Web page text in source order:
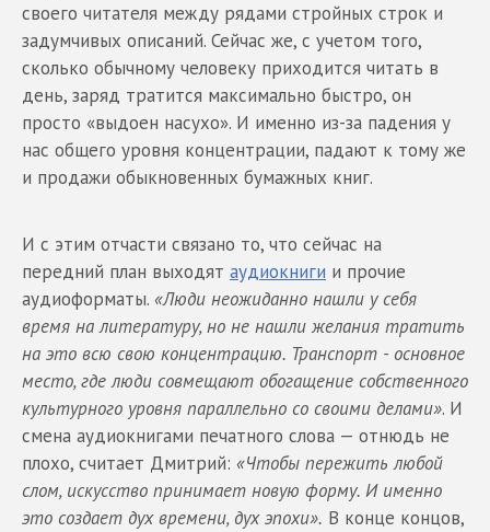
своего читателя между рядами стройных строк и
задумчивых описаний. Сейчас же, с учетом того,
сколько обычному человеку приходится читать в
день, заряд тратится максимально быстро, он
просто «выдоен насухо». И именно из-за падения у
нас общего уровня концентрации, падают к тому же
и продажи обыкновенных бумажных книг.
И с этим отчасти связано то, что сейчас на
передний план выходят аудиокниги и прочие
аудиоформаты. «Люди неожиданно нашли у себя
время на литературу, но не нашли желания тратить
на это всю свою концентрацию. Транспорт - основное
место, где люди совмещают обогащение собственного
культурного уровня параллельно со своими делами». И
смена аудиокнигами печатного слова — отнюдь не
плохо, считает Дмитрий: «Чтобы пережить любой
слом, искусство принимает новую форму. И именно
это создает дух времени, дух эпохи». В конце концов,